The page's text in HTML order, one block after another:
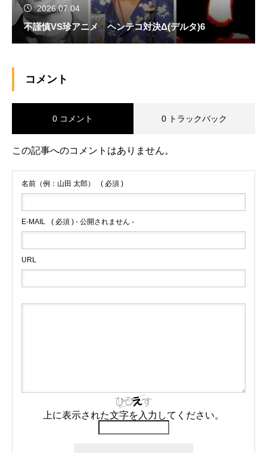
2026.07.04
不謹慎VS珍アニメ ヘンテコ対決Δ(デルタ)6
コメント
0 コメント 0 トラックバック
この記事へのコメントはありません。
名前（例：山田 太郎） ( 必須 )
E-MAIL ( 必須 ) - 公開されません -
URL
上に表示された文字を入力してください。